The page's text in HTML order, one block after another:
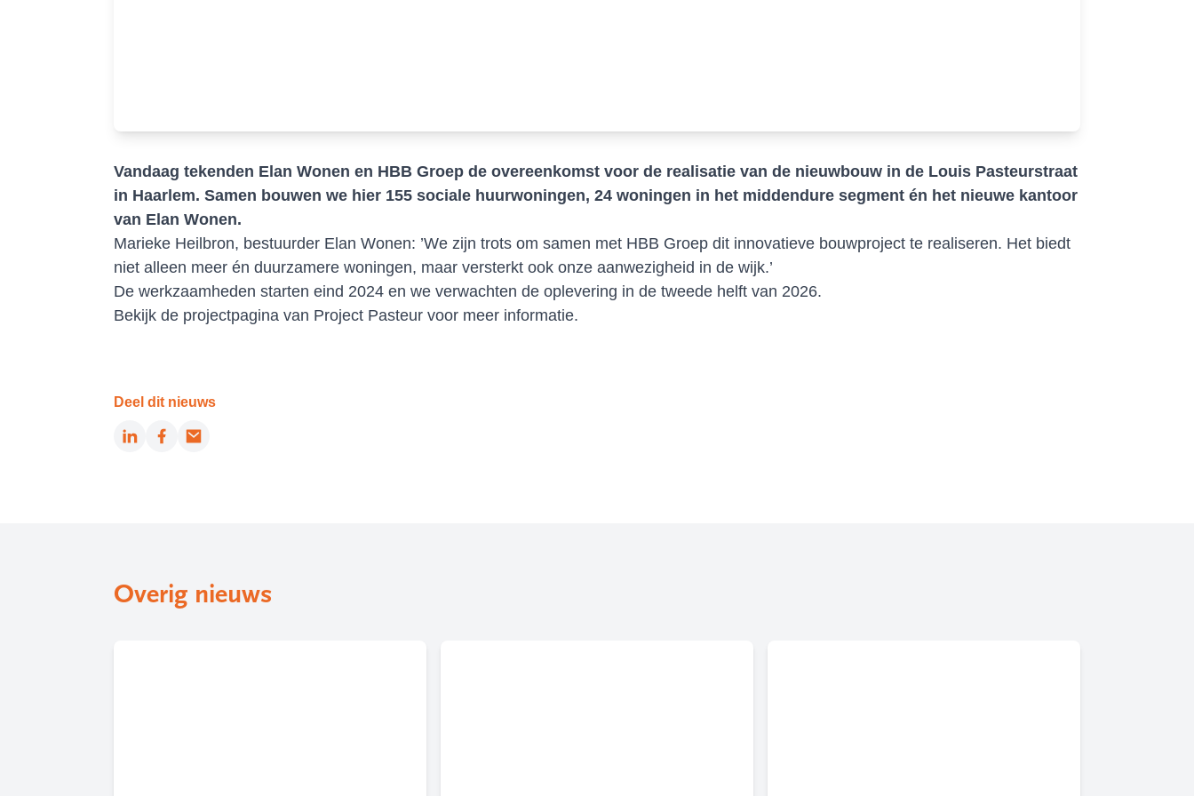
Vandaag tekenden Elan Wonen en HBB Groep de overeenkomst voor de realisatie van de nieuwbouw in de Louis Pasteurstraat
in Haarlem. Samen bouwen we hier 155 sociale huurwoningen, 24 woningen in het middendure segment én het nieuwe kantoor
van Elan Wonen.
Marieke Heilbron, bestuurder Elan Wonen: ’We zijn trots om samen met HBB Groep dit innovatieve bouwproject te realiseren. Het biedt
niet alleen meer én duurzamere woningen, maar versterkt ook onze aanwezigheid in de wijk.’
De werkzaamheden starten eind 2024 en we verwachten de oplevering in de tweede helft van 2026.
Bekijk de projectpagina van Project Pasteur voor meer informatie.
Deel dit nieuws
LinkedInFacebook
Email
Overig nieuws